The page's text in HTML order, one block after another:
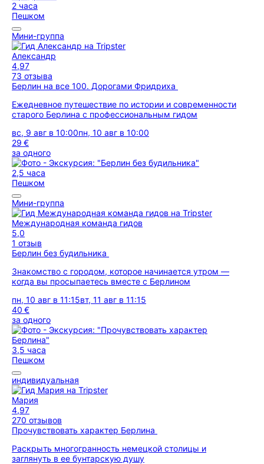
2 часа
Пешком
Мини-группа
Александр
4,97
73 отзыва
Берлин на все 100. Дорогами Фридриха
Ежедневное путешествие по истории и современности
старого Берлина с профессиональным гидом
вс, 9 авг в 10:00пн, 10 авг в 10:00
29 €
за одного
2,5 часа
Пешком
Мини-группа
Международная команда гидов
5,0
1 отзыв
Берлин без будильника
Знакомство с городом, которое начинается утром —
когда вы просыпаетесь вместе с Берлином
пн, 10 авг в 11:15вт, 11 авг в 11:15
40 €
за одного
3,5 часа
Пешком
индивидуальная
Мария
4,97
270 отзывов
Прочувствовать характер Берлина
Раскрыть многогранность немецкой столицы и
заглянуть в ее бунтарскую душу